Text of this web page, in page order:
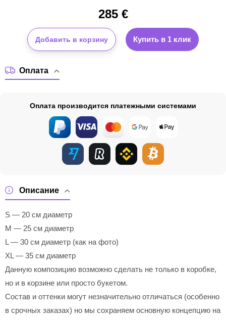
285€
Добавить в корзину Купить в 1 клик
Описание
S — 20 см диаметр
M — 25 см диаметр
L — 30 см диаметр (как на фото)
XL — 35 см диаметр
Данную композицию возможно сделать не только в коробке,
но и в корзине или просто букетом.
Состав и оттенки могут незначительно отличаться (особенно
в срочных заказах) но мы сохраняем основную концепцию на
Оплата
Оплата производится платежными системами